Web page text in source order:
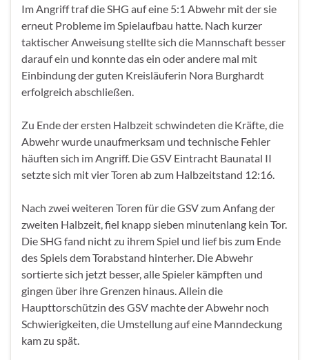
Im Angriff traf die SHG auf eine 5:1 Abwehr mit der sie
erneut Probleme im Spielaufbau hatte. Nach kurzer
taktischer Anweisung stellte sich die Mannschaft besser
darauf ein und konnte das ein oder andere mal mit
Einbindung der guten Kreisläuferin Nora Burghardt
erfolgreich abschließen.
Zu Ende der ersten Halbzeit schwindeten die Kräfte, die
Abwehr wurde unaufmerksam und technische Fehler
häuften sich im Angriff. Die GSV Eintracht Baunatal II
setzte sich mit vier Toren ab zum Halbzeitstand 12:16.
Nach zwei weiteren Toren für die GSV zum Anfang der
zweiten Halbzeit, fiel knapp sieben minutenlang kein Tor.
Die SHG fand nicht zu ihrem Spiel und lief bis zum Ende
des Spiels dem Torabstand hinterher. Die Abwehr
sortierte sich jetzt besser, alle Spieler kämpften und
gingen über ihre Grenzen hinaus. Allein die
Haupttorschützin des GSV machte der Abwehr noch
Schwierigkeiten, die Umstellung auf eine Manndeckung
kam zu spät.